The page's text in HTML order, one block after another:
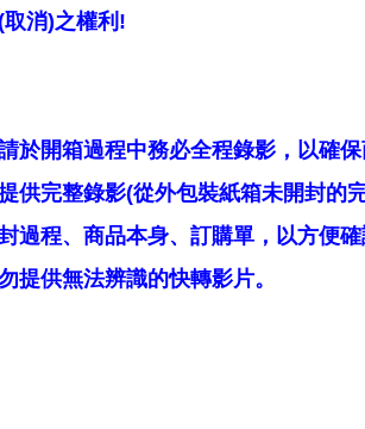
消)之權利!
於開箱過程中務必全程錄影，以確保
供完整錄影(從外包裝紙箱未開封的
過程、商品本身、訂購單，以方便確
提供無法辨識的快轉影片。